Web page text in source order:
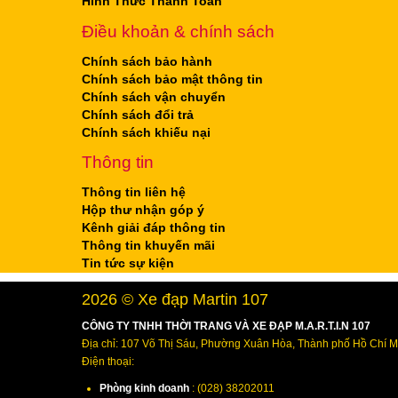
Điều khoản & chính sách
Chính sách bảo hành
Chính sách bảo mật thông tin
Chính sách vận chuyển
Chính sách đổi trả
Chính sách khiếu nại
Thông tin
Thông tin liên hệ
Hộp thư nhận góp ý
Kênh giải đáp thông tin
Thông tin khuyến mãi
Tin tức sự kiện
2026 © Xe đạp Martin 107
CÔNG TY TNHH THỜI TRANG VÀ XE ĐẠP M.A.R.T.I.N 107
Địa chỉ: 107 Võ Thị Sáu, Phường Xuân Hòa, Thành phố Hồ Chí
Điện thoại:
Phòng kinh doanh: (028) 38202011